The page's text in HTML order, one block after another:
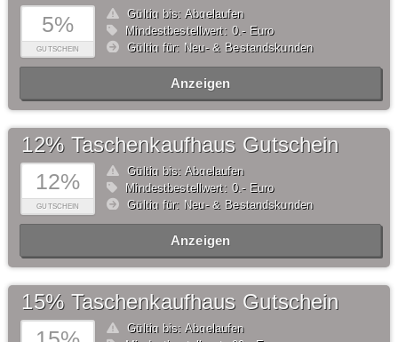
5%
GUTSCHEIN
Gültig bis: Abgelaufen
Mindestbestellwert: 0,- Euro
Gültig für: Neu- & Bestandskunden
Anzeigen
12%
GUTSCHEIN
12% Taschenkaufhaus Gutschein
Gültig bis: Abgelaufen
Mindestbestellwert: 0,- Euro
Gültig für: Neu- & Bestandskunden
Anzeigen
15% Taschenkaufhaus Gutschein
Gültig bis: Abgelaufen